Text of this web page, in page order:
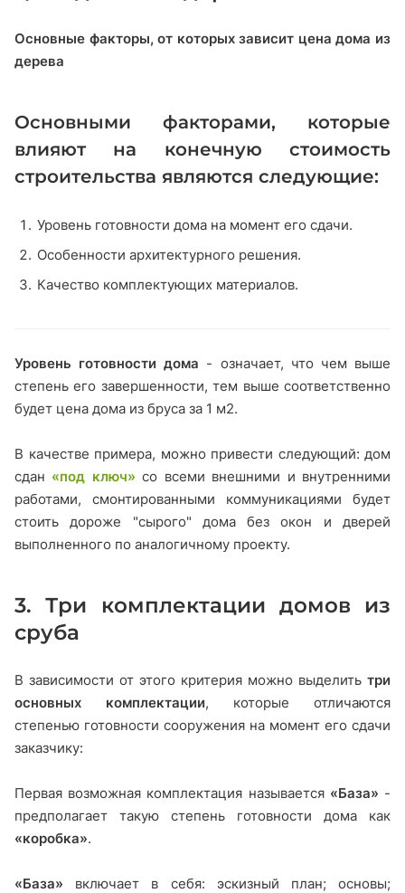
Основные факторы, от которых зависит цена дома из
дерева
Основными факторами, которые
влияют на конечную стоимость
строительства являются следующие:
Уровень готовности дома на момент его сдачи.
Особенности архитектурного решения.
Качество комплектующих материалов.
Уровень готовности дома - означает, что чем выше
степень его завершенности, тем выше соответственно
будет цена дома из бруса за 1 м2.
В качестве примера, можно привести следующий: дом
сдан «под ключ» со всеми внешними и внутренними
работами, смонтированными коммуникациями будет
стоить дороже "сырого" дома без окон и дверей
выполненного по аналогичному проекту.
3. Три комплектации домов из
сруба
В зависимости от этого критерия можно выделить три
основных комплектации, которые отличаются
степенью готовности сооружения на момент его сдачи
заказчику:
Первая возможная комплектация называется «База» -
предполагает такую ​​степень готовности дома как
«коробка».
«База» включает в себя: эскизный план; основы;